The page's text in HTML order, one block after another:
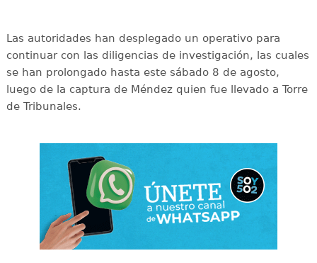
Las autoridades han desplegado un operativo para
continuar con las diligencias de investigación, las cuales
se han prolongado hasta este sábado 8 de agosto,
luego de la captura de Méndez quien fue llevado a Torre
de Tribunales.